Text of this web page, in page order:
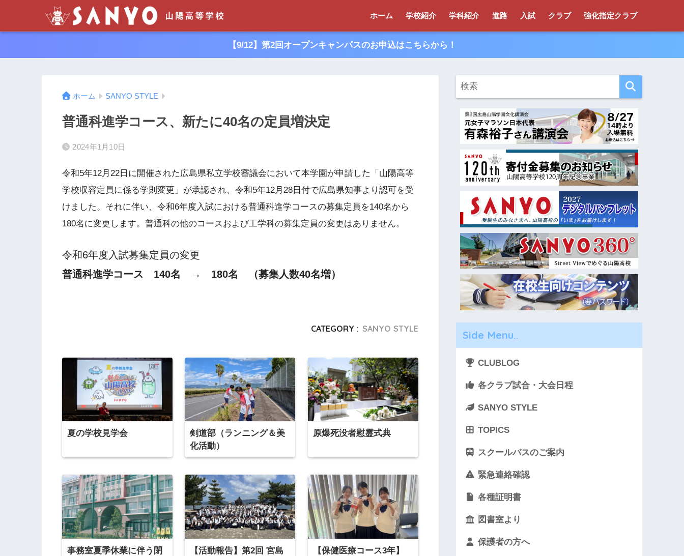
ホーム 学校紹介 学科紹介 進路 入試 クラブ 強化指定クラブ
【9/12】第2回オープンキャンパスのお申込はこちらから！
ホーム SANYO STYLE
普通科進学コース、新たに40名の定員増決定
2024年1月10日
令和5年12月22日に開催された広島県私立学校審議会において本学園が申請した「山陽高等
学校収容定員に係る学則変更」が承認され、令和5年12月28日付で広島県知事より認可を受
けました。それに伴い、令和6年度入試における普通科進学コースの募集定員を140名から
180名に変更します。普通科の他のコースおよび工学科の募集定員の変更はありません。
令和6年度入試募集定員の変更
普通科進学コース 140名 → 180名 （募集人数40名増）
CATEGORY : SANYO STYLE
夏の学校見学会
剣道部（ランニング＆美
化活動）
原爆死没者慰霊式典
事務室夏季休業に伴う閉
【活動報告】第2回 宮島
【保健医療コース3年】
Side Menu..
CLUBLOG
各クラブ試合・大会日程
SANYO STYLE
TOPICS
スクールバスのご案内
緊急連絡確認
各種証明書
図書室より
保護者の方へ